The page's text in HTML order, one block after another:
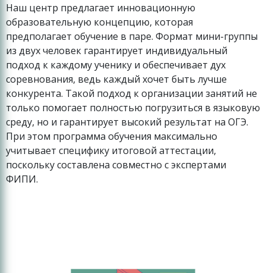
Наш центр предлагает инновационную
образовательную концепцию, которая
предполагает обучение в паре. Формат мини-группы
из двух человек гарантирует индивидуальный
подход к каждому ученику и обеспечивает дух
соревнования, ведь каждый хочет быть лучше
конкурента. Такой подход к организации занятий не
только помогает полностью погрузиться в языковую
среду, но и гарантирует высокий результат на ОГЭ.
При этом программа обучения максимально
учитывает специфику итоговой аттестации,
поскольку составлена совместно с экспертами
ФИПИ.